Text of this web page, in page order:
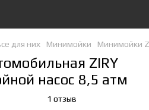
для них Минимойки Минимойки
ZIRY
насос 8,5 атм
1 отзыв